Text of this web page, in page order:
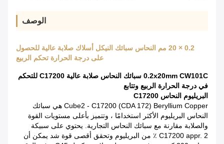
الوصف
0.2 × 20 مم النحاس سبائك النيكل أسلاك صلابة عالية للحصول
على درجة الحرارة تحكم الربيع
0.2x20mm CW101C سبائك النحاس صلابة عالية C17200 للتحكم
في درجة الحرارة الربيع وتتابع
البريليوم النحاس C17200
Cube2 - C17200 (CDA 172) Beryllium Copper هي سبائك
النحاس البريليوم الأكثر استخدامًا ، وتتميز بأعلى مستويات القوة
والصلابة مقارنة مع سبائك النحاس التجارية. يحتوي على سبيكة
C17200 appr. 2 ٪ من البريليوم وتحقق أقصى قوة شد يمكن أن